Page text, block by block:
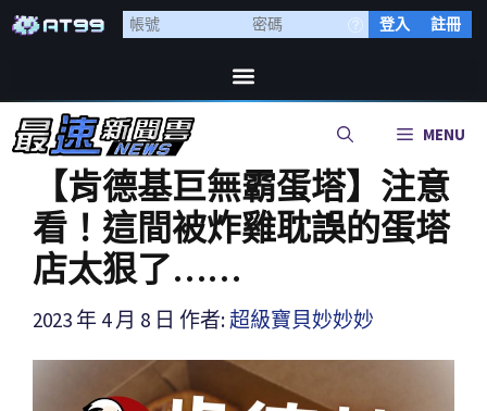
登入 註冊
MENU
【肯德基巨無霸蛋塔】注意
看！這間被炸雞耽誤的蛋塔
店太狠了……
2023 年 4 月 8 日 作者: 超級寶貝妙妙妙